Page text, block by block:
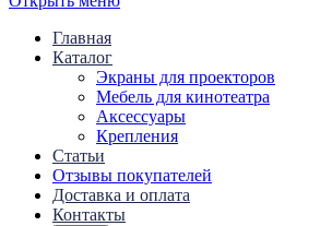
Главная
Каталог
Экраны для проекторов
Mебель для кинотеатра
Аксессуары
Крепления
Статьи
Отзывы покупателей
Доставка и оплата
Контакты